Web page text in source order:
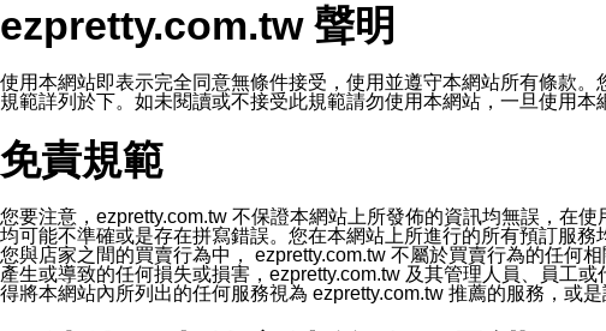
本公司/本服務將以通知型訊息傳送重要訊息給您。即使未加入本公
本公司/本服務傳送之通知型訊息以對您有效且重要的訊息為限，以
2.該 LINE 帳號已在 LINE APP 設定中，同意接收通知型訊息。
3.LINE 帳號未封鎖傳送訊息之 LINE 官方帳號。
欲變更通知型訊息的設定，操作如下：
1.點選「主頁」＞「設定」
2.點選「隱私設定」
3.點選「提供使用資料」
5.開關「接收LINE通知型訊息」
❗️關閉「接收通知型訊息」後，將不會接收到來自任何企業官方帳號
ezpretty.com.tw 聲明
使用本網站即表示完全同意無條件接受，使用並遵守本網站所有條款
規範詳列於下。如未閱讀或不接受此規範請勿使用本網站，一旦使用
免責規範
您要注意，ezpretty.com.tw 不保證本網站上所發佈的資訊均無誤，在
均可能不準確或是存在拼寫錯誤。您在本網站上所進行的所有預訂服
您與店家之間的買賣行為中， ezpretty.com.tw 不屬於買賣行為的任何
產生或導致的任何損失或損害，ezpretty.com.tw 及其管理人員、員工
得將本網站內所列出的任何服務視為 ezpretty.com.tw 推薦的服務，或